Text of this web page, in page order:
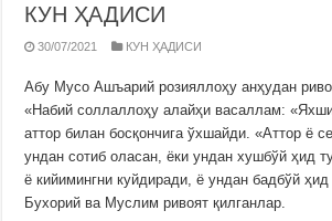
КУН ҲАДИСИ
30/07/2021 КУН ҲАДИСИ
Абу Мусо Ашъарий розияллоҳу анҳудан
«Набий соллаллоҳу алайҳи васаллам:
аттор билан босқончига ўхшайди. «Аттор ё
ундан сотиб оласан, ёки ундан хушбўй ҳид
ё кийимингни куйдиради, ё ундан бадбўй
Бухорий ва Муслим ривоят қилганлар.